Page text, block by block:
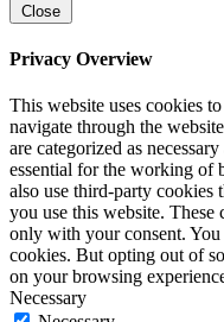
Close
Privacy Overview
This website uses cookies
navigate through the
are categorized as
essential for the working of
also use third-party cookies
you use this website.
only with your consent.
cookies. But opting out of
on your browsing
Necessary